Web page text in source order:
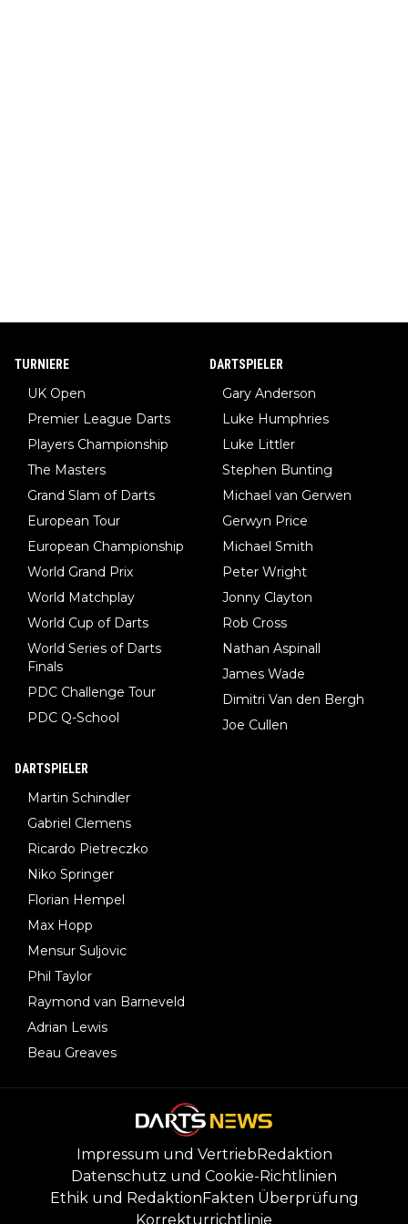
TURNIERE
UK Open
Premier League Darts
Players Championship
The Masters
Grand Slam of Darts
European Tour
European Championship
World Grand Prix
World Matchplay
World Cup of Darts
World Series of Darts
Finals
PDC Challenge Tour
PDC Q-School
DARTSPIELER
Gary Anderson
Luke Humphries
Luke Littler
Stephen Bunting
Michael van Gerwen
Gerwyn Price
Michael Smith
Peter Wright
Jonny Clayton
Rob Cross
Nathan Aspinall
James Wade
Dimitri Van den Bergh
Joe Cullen
DARTSPIELER
Martin Schindler
Gabriel Clemens
Ricardo Pietreczko
Niko Springer
Florian Hempel
Max Hopp
Mensur Suljovic
Phil Taylor
Raymond van Barneveld
Adrian Lewis
Beau Greaves
Impressum und Vertrieb Redaktion
Datenschutz und Cookie-Richtlinien
Ethik und Redaktion Fakten Überprüfung
Korrekturrichtlinie